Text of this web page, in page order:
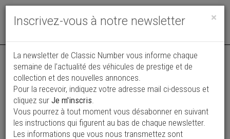
Toggle
Vos annonces vues par
plus de 4 millions de collectionneurs
×
Inscrivez-vous à notre newsletter
La newsletter de Classic Number vous informe chaque
semaine de l’actualité des véhicules de prestige et de
collection et des nouvelles annonces.
Pour la recevoir, indiquez votre adresse mail ci-dessous et
cliquez sur Je m'inscris.
Vous pourrez à tout moment vous désabonner en suivant
les instructions qui figurent au bas de chaque newsletter.
Les informations que vous nous transmettez sont